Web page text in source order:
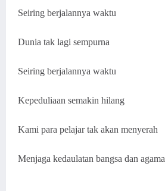
Seiring berjalannya waktu
Dunia tak lagi sempurna
Seiring berjalannya waktu
Kepeduliaan semakin hilang
Kami para pelajar tak akan menyerah
Menjaga kedaulatan bangsa dan agama